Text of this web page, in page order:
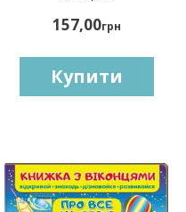
157,00грн
Купити